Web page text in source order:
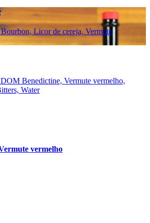
Licor de cereja, Vermute
Benedictine, Vermute vermelho,
Water
vermelho